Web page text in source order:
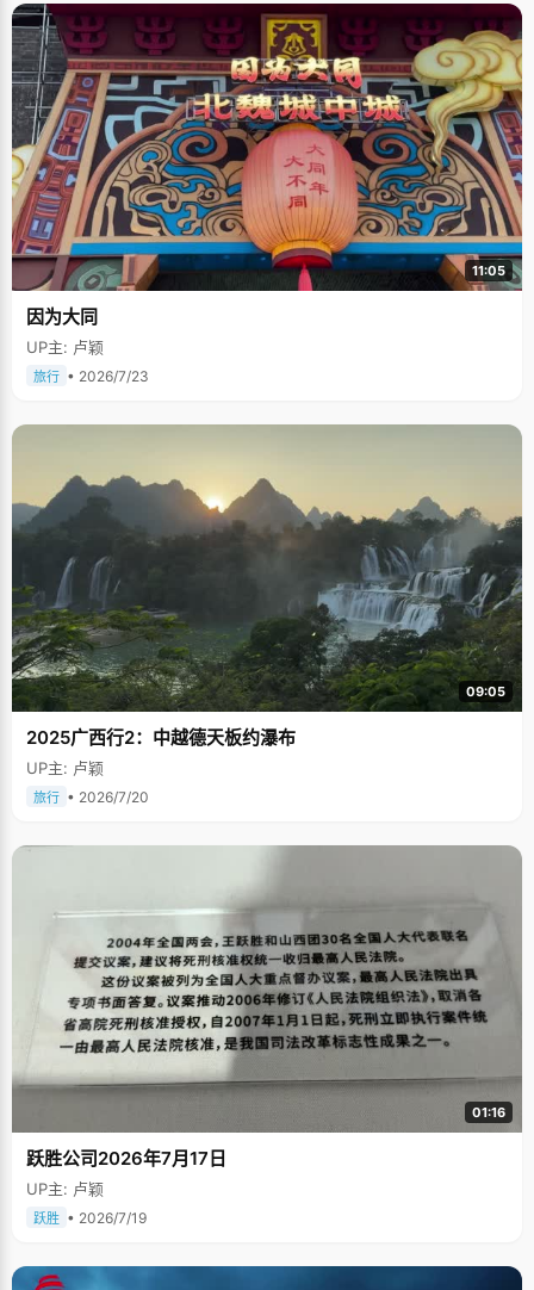
11:05
因为大同
UP主: 卢颖
旅行 • 2026/7/23
09:05
2025广西行2：中越德天板约瀑布
UP主: 卢颖
旅行 • 2026/7/20
01:16
跃胜公司2026年7月17日
UP主: 卢颖
跃胜 • 2026/7/19